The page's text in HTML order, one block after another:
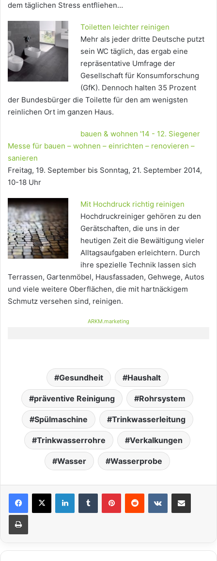
dem täglichen Stress entfliehen…
Toiletten leichter reinigen
Mehr als jeder dritte Deutsche putzt
sein WC täglich, das ergab eine
repräsentative Umfrage der
Gesellschaft für Konsumforschung
(GfK). Dennoch halten 35 Prozent
der Bundesbürger die Toilette für den am wenigsten
reinlichen Ort im ganzen Haus.
bauen & wohnen '14 - 12. Siegener
Messe für bauen – wohnen – einrichten – renovieren –
sanieren
Freitag, 19. September bis Sonntag, 21. September 2014,
10-18 Uhr
Mit Hochdruck richtig reinigen
Hochdruckreiniger gehören zu den
Gerätschaften, die uns in der
heutigen Zeit die Bewältigung vieler
Alltagsaufgaben erleichtern. Durch
ihre spezielle Technik lassen sich
Terrassen, Gartenmöbel, Hausfassaden, Gehwege, Autos
und viele weitere Oberflächen, die mit hartnäckigem
Schmutz versehen sind, reinigen.
ARKM.marketing
Gesundheit Haushalt
präventive Reinigung Rohrsystem
Spülmaschine Trinkwasserleitung
Trinkwasserrohre Verkalkungen
Wasser Wasserprobe